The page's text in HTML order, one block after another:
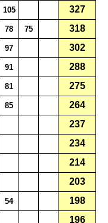
105 327
78 75 318
97 302
91 288
81 275
85 264
237
234
214
203
54 198
196